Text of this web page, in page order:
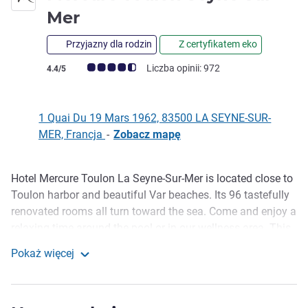
Mer
Przyjazny dla rodzin Z certyfikatem eko
Ocena klientów (Ocena ALL)
4.4/5 Liczba opinii: 972
1 Quai Du 19 Mars 1962, 83500 LA SEYNE-SUR-
MER, Francja - Zobacz mapę
Opis
Hotel Mercure Toulon La Seyne-Sur-Mer is located close to
Toulon harbor and beautiful Var beaches. Its 96 tastefully
renovated rooms all turn toward the sea. Come and enjoy a
trips.
Discover Seyne sur Mer, the listed seaside resort on the
coast of Provence, the massive Cape Sicié, the natural
Pokaż więcej